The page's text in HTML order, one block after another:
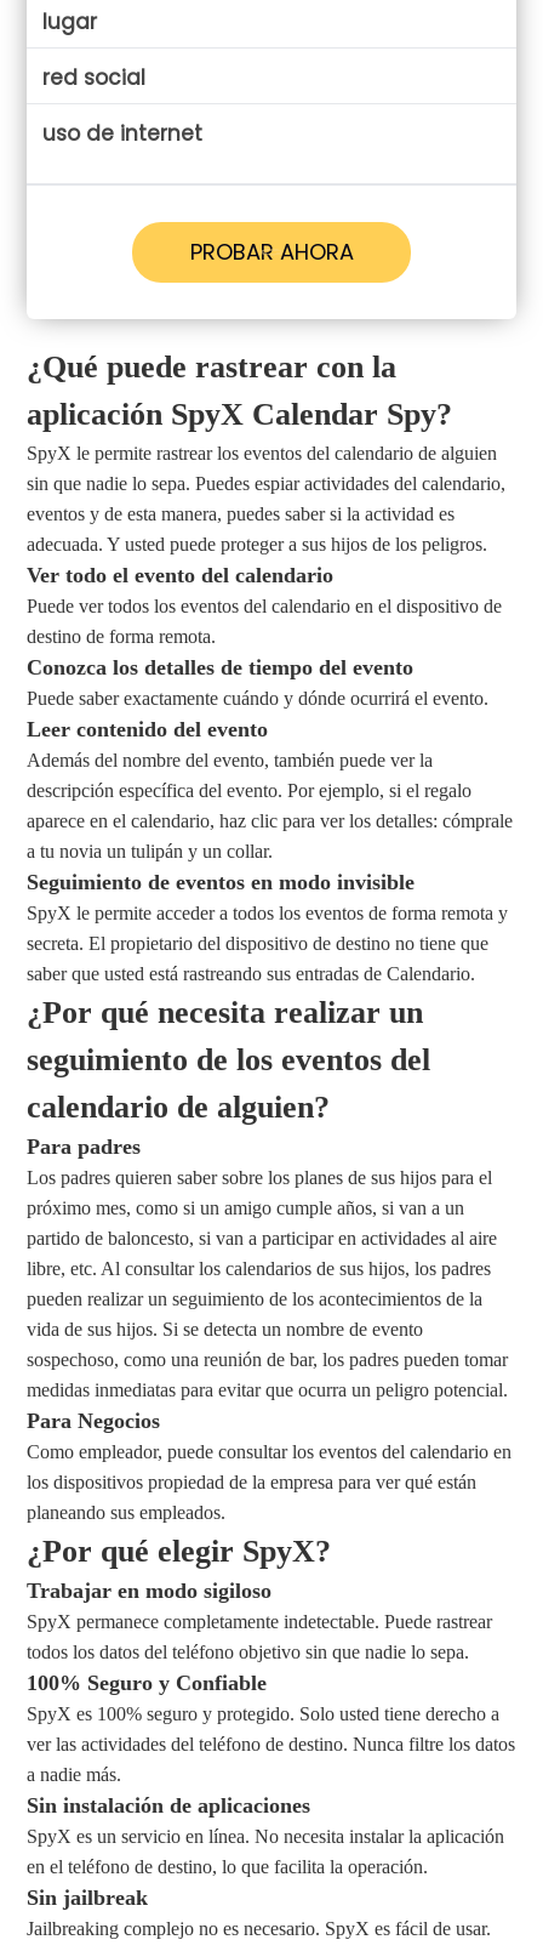
lugar
red social
uso de internet
PROBAR AHORA
¿Qué puede rastrear con la
aplicación SpyX Calendar Spy?
SpyX le permite rastrear los eventos del calendario de alguien
sin que nadie lo sepa. Puedes espiar actividades del calendario,
eventos y de esta manera, puedes saber si la actividad es
adecuada. Y usted puede proteger a sus hijos de los peligros.
Ver todo el evento del calendario
Puede ver todos los eventos del calendario en el dispositivo de
destino de forma remota.
Conozca los detalles de tiempo del evento
Puede saber exactamente cuándo y dónde ocurrirá el evento.
Leer contenido del evento
Además del nombre del evento, también puede ver la
descripción específica del evento. Por ejemplo, si el regalo
aparece en el calendario, haz clic para ver los detalles: cómprale
a tu novia un tulipán y un collar.
Seguimiento de eventos en modo invisible
SpyX le permite acceder a todos los eventos de forma remota y
secreta. El propietario del dispositivo de destino no tiene que
saber que usted está rastreando sus entradas de Calendario.
¿Por qué necesita realizar un
seguimiento de los eventos del
calendario de alguien?
Para padres
Los padres quieren saber sobre los planes de sus hijos para el
próximo mes, como si un amigo cumple años, si van a un
partido de baloncesto, si van a participar en actividades al aire
libre, etc. Al consultar los calendarios de sus hijos, los padres
pueden realizar un seguimiento de los acontecimientos de la
vida de sus hijos. Si se detecta un nombre de evento
sospechoso, como una reunión de bar, los padres pueden tomar
medidas inmediatas para evitar que ocurra un peligro potencial.
Para Negocios
Como empleador, puede consultar los eventos del calendario en
los dispositivos propiedad de la empresa para ver qué están
planeando sus empleados.
¿Por qué elegir SpyX?
Trabajar en modo sigiloso
SpyX permanece completamente indetectable. Puede rastrear
todos los datos del teléfono objetivo sin que nadie lo sepa.
100% Seguro y Confiable
SpyX es 100% seguro y protegido. Solo usted tiene derecho a
ver las actividades del teléfono de destino. Nunca filtre los datos
a nadie más.
Sin instalación de aplicaciones
SpyX es un servicio en línea. No necesita instalar la aplicación
en el teléfono de destino, lo que facilita la operación.
Sin jailbreak
Jailbreaking complejo no es necesario. SpyX es fácil de usar.